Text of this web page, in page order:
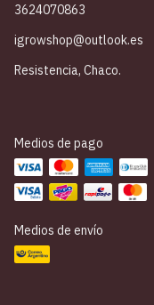
3624070863
igrowshop@outlook.es
Resistencia, Chaco.
Medios de pago
Medios de envío